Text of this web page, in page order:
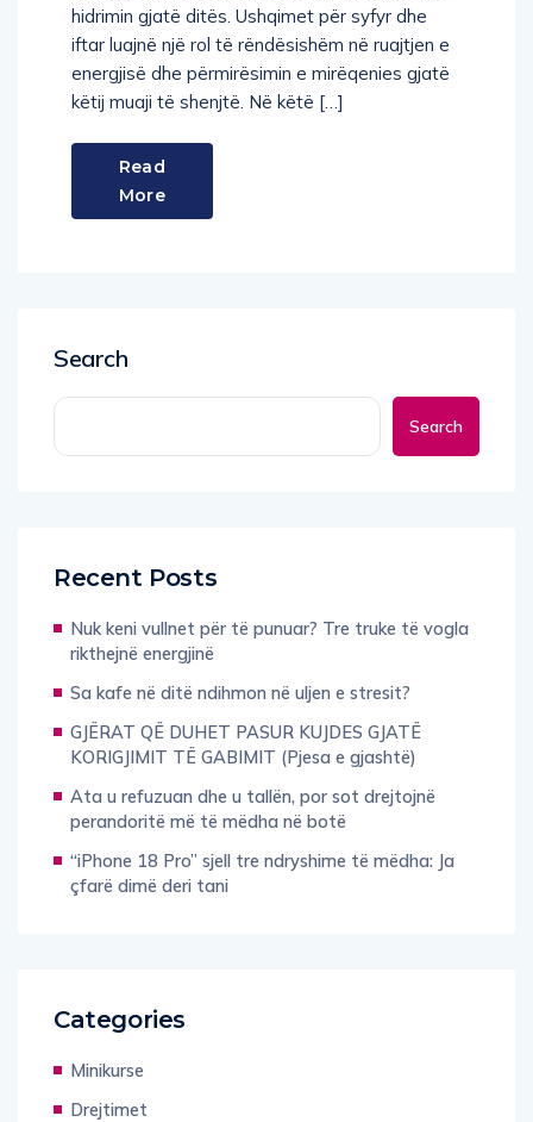
hidrimin gjatë ditës. Ushqimet për syfyr dhe
iftar luajnë një rol të rëndësishëm në ruajtjen e
energjisë dhe përmirësimin e mirëqenies gjatë
këtij muaji të shenjtë. Në këtë […]
Read
More
Search
Search
Recent Posts
Nuk keni vullnet për të punuar? Tre truke të vogla
rikthejnë energjinë
Sa kafe në ditë ndihmon në uljen e stresit?
GJËRAT QË DUHET PASUR KUJDES GJATË
KORIGJIMIT TË GABIMIT (Pjesa e gjashtë)
Ata u refuzuan dhe u tallën, por sot drejtojnë
perandoritë më të mëdha në botë
“iPhone 18 Pro” sjell tre ndryshime të mëdha: Ja
çfarë dimë deri tani
Categories
Minikurse
Drejtimet